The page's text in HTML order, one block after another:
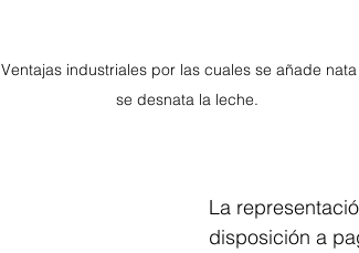
Ventajas industriales por las cuales se añade
se desnata la leche.
La
disposición a